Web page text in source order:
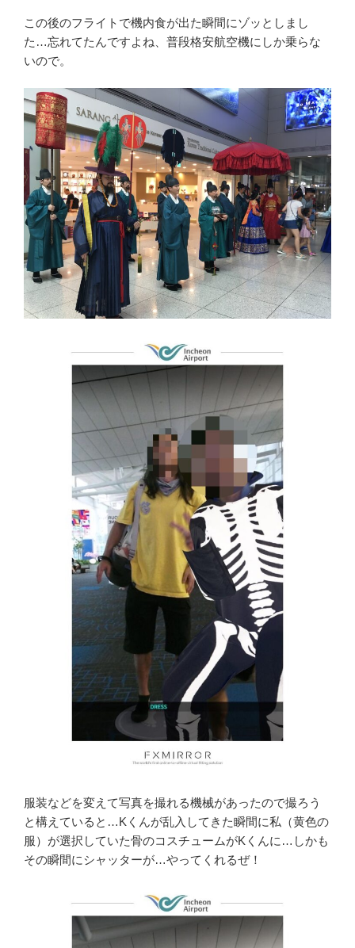
この後のフライトで機内食が出た瞬間にゾッとしまし
た…忘れてたんですよね、普段格安航空機にしか乗らな
いので。
服装などを変えて写真を撮れる機械があったので撮ろう
と構えていると…Kくんが乱入してきた瞬間に私（黄色の
服）が選択していた骨のコスチュームがKくんに…しかも
その瞬間にシャッターが…やってくれるぜ！